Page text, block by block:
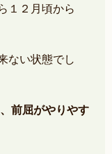
１２月頃から
ない状態でし
前屈がやりやす